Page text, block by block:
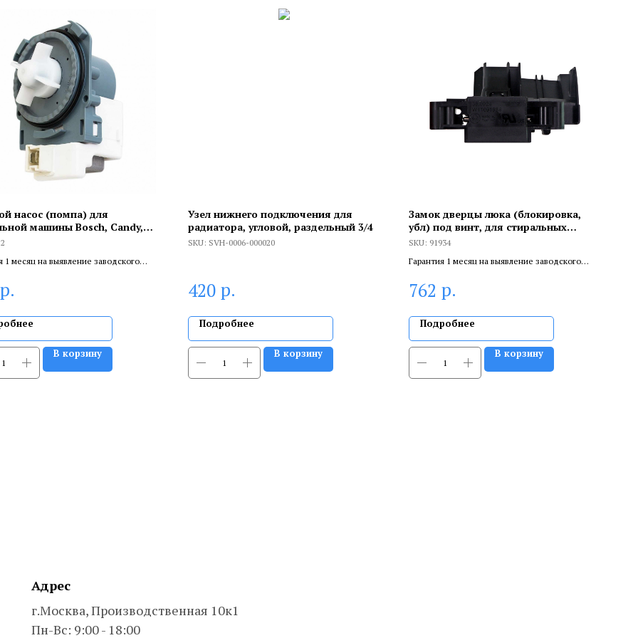
насос (помпа) для
машины Bosch, Candy,
Whirlpool, 40W, 3 защёлки,
1 месяц на выявление заводского
специалист.
р.
В корзину
Узел нижнего подключения для
радиатора, угловой, раздельный 3/4
SKU: SVH-0006-000020
420 р.
Подробнее
В корзину
Замок дверцы люка (блокировка,
убл) под винт, для стиральных
машин Whirlpool, MDB4949SKZ0,
SKU: 91934
Гарантия 1 месяц на выявление заводского
сертифицированный специалист.
762 р.
Подробнее
В корзину
Адрес
г.Москва, Производственная 10к1
Пн-Вс: 9:00 - 18:00